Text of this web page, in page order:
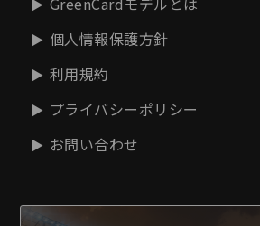
個人情報保護方針
利用規約
プライバシーポリシー
お問い合わせ